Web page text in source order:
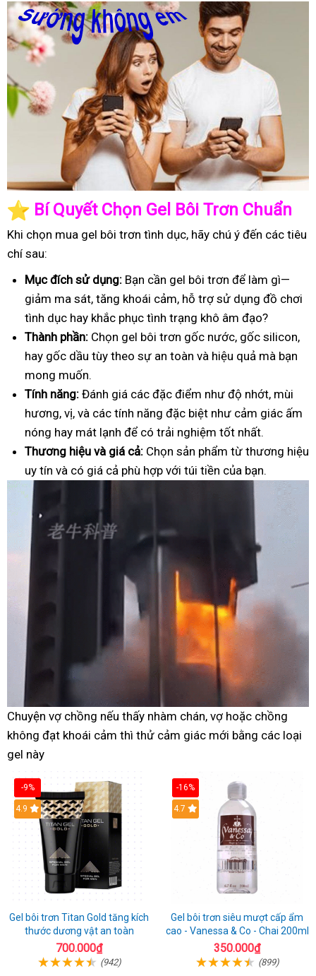
Bí Quyết Chọn Gel Bôi Trơn Chuẩn
Khi chọn mua gel bôi trơn tình dục, hãy chú ý đến các tiêu
chí sau:
Mục đích sử dụng: Bạn cần gel bôi trơn để làm gì—
giảm ma sát, tăng khoái cảm, hỗ trợ sử dụng đồ chơi
tình dục hay khắc phục tình trạng khô âm đạo?
Thành phần: Chọn gel bôi trơn gốc nước, gốc silicon,
hay gốc dầu tùy theo sự an toàn và hiệu quả mà bạn
mong muốn.
Tính năng: Đánh giá các đặc điểm như độ nhớt, mùi
hương, vị, và các tính năng đặc biệt như cảm giác ấm
nóng hay mát lạnh để có trải nghiệm tốt nhất.
Thương hiệu và giá cả: Chọn sản phẩm từ thương hiệu
uy tín và có giá cả phù hợp với túi tiền của bạn.
Chuyện vợ chồng nếu thấy nhàm chán, vợ hoặc chồng
không đạt khoái cảm thì thử cảm giác mới bằng các loại
gel này
-9%
Hot
4.9
Gel bôi trơn Titan Gold tăng kích
thước dương vật an toàn
700.000₫
(942)
-16%
Hot
4.7
Gel bôi trơn siêu mượt cấp ẩm
cao - Vanessa & Co - Chai 200ml
350.000₫
(899)